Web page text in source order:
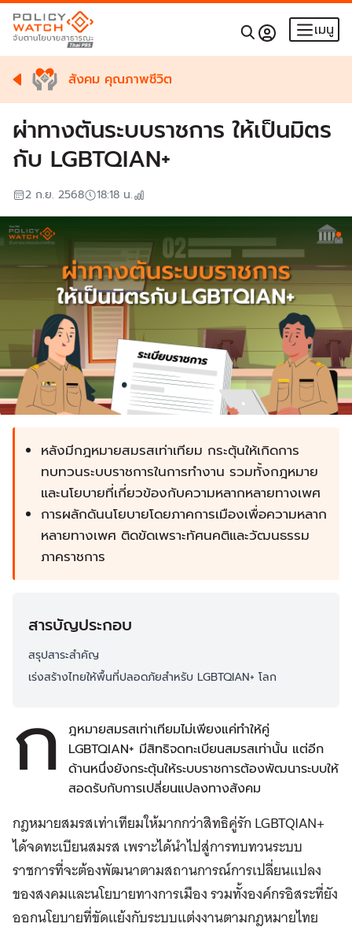
เมนู
สังคม คุณภาพชีวิต
ผ่าทางตันระบบราชการ ให้เป็นมิตร
กับ LGBTQIAN+
2 ก.ย. 2568 18:18 น.
หลังมีกฎหมายสมรสเท่าเทียม กระตุ้นให้เกิดการ
ทบทวนระบบราชการในการทำงาน รวมทั้งกฎหมาย
และนโยบายที่เกี่ยวข้องกับความหลากหลายทางเพศ
การผลักดันนโยบายโดยภาคการเมืองเพื่อความหลาก
หลายทางเพศ ติดขัดเพราะทัศนคติและวัฒนธรรม
ภาคราชการ
สารบัญประกอบ
สรุปสาระสำคัญ
เร่งสร้างไทยให้พื้นที่ปลอดภัยสำหรับ LGBTQIAN+ โลก
ก
ฎหมายสมรสเท่าเทียมไม่เพียงแค่ทำให้คู่
LGBTQIAN+ มีสิทธิจดทะเบียนสมรสเท่านั้น แต่อีก
ด้านหนึ่งยังกระตุ้นให้ระบบราชการต้องพัฒนาระบบให้
สอดรับกับการเปลี่ยนแปลงทางสังคม
กฎหมายสมรสเท่าเทียมให้มากกว่าสิทธิคู่รัก LGBTQIAN+
ได้จดทะเบียนสมรส เพราะได้นำไปสู่การทบทวนระบบ
ราชการที่จะต้องพัฒนาตามสถานการณ์การเปลี่ยนแปลง
ของสงคมและนโยบายทางการเมือง รวมทั้งองค์กรอิสระที่ยัง
ออกนโยบายที่ขัดแย้งกับระบบแต่งงานตามกฎหมายไทย